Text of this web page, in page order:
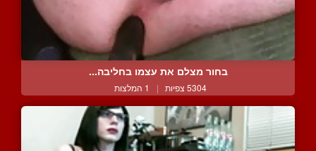
בחור מצלם את עצמו בחליבה...
5304 צפיות | 1 המלצות